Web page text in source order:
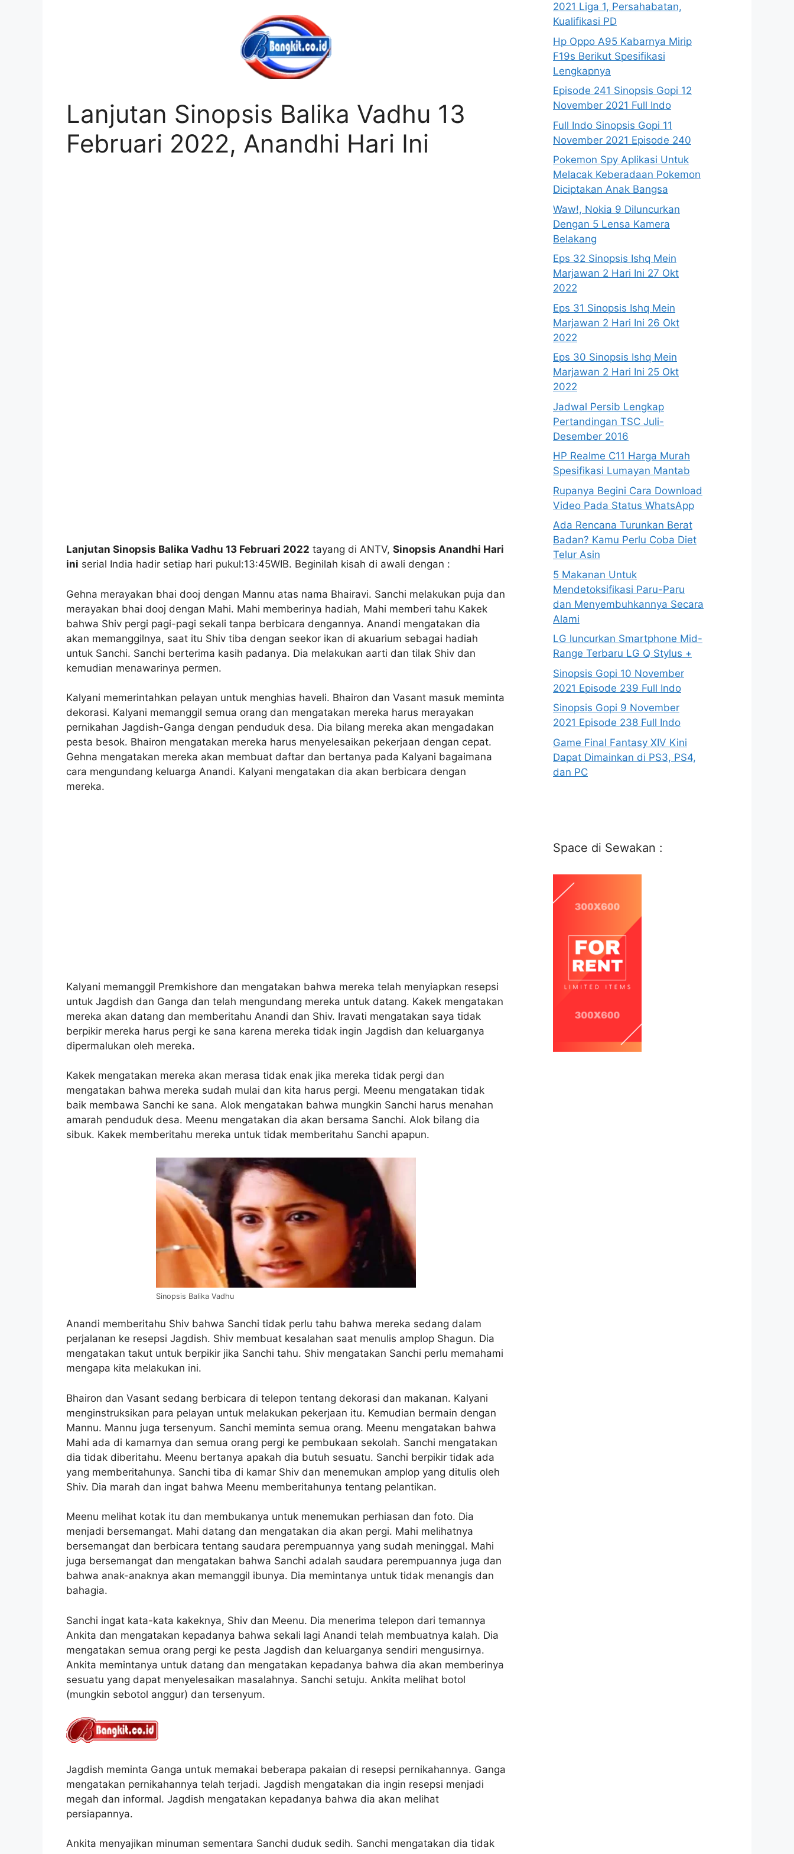
Lanjutan Sinopsis Balika Vadhu 13
Februari 2022, Anandhi Hari Ini
Lanjutan Sinopsis Balika Vadhu 13 Februari 2022 tayang di ANTV, Sinopsis Anandhi Hari
ini serial India hadir setiap hari pukul:13:45WIB. Beginilah kisah di awali dengan :
Gehna merayakan bhai dooj dengan Mannu atas nama Bhairavi. Sanchi melakukan puja dan
merayakan bhai dooj dengan Mahi. Mahi memberinya hadiah, Mahi memberi tahu Kakek
bahwa Shiv pergi pagi-pagi sekali tanpa berbicara dengannya. Anandi mengatakan dia
akan memanggilnya, saat itu Shiv tiba dengan seekor ikan di akuarium sebagai hadiah
untuk Sanchi. Sanchi berterima kasih padanya. Dia melakukan aarti dan tilak Shiv dan
kemudian menawarinya permen.
Kalyani memerintahkan pelayan untuk menghias haveli. Bhairon dan Vasant masuk meminta
dekorasi. Kalyani memanggil semua orang dan mengatakan mereka harus merayakan
pernikahan Jagdish-Ganga dengan penduduk desa. Dia bilang mereka akan mengadakan
pesta besok. Bhairon mengatakan mereka harus menyelesaikan pekerjaan dengan cepat.
Gehna mengatakan mereka akan membuat daftar dan bertanya pada Kalyani bagaimana
cara mengundang keluarga Anandi. Kalyani mengatakan dia akan berbicara dengan
mereka.
Kalyani memanggil Premkishore dan mengatakan bahwa mereka telah menyiapkan resepsi
untuk Jagdish dan Ganga dan telah mengundang mereka untuk datang. Kakek mengatakan
mereka akan datang dan memberitahu Anandi dan Shiv. Iravati mengatakan saya tidak
berpikir mereka harus pergi ke sana karena mereka tidak ingin Jagdish dan keluarganya
dipermalukan oleh mereka.
Kakek mengatakan mereka akan merasa tidak enak jika mereka tidak pergi dan
mengatakan bahwa mereka sudah mulai dan kita harus pergi. Meenu mengatakan tidak
baik membawa Sanchi ke sana. Alok mengatakan bahwa mungkin Sanchi harus menahan
amarah penduduk desa. Meenu mengatakan dia akan bersama Sanchi. Alok bilang dia
sibuk. Kakek memberitahu mereka untuk tidak memberitahu Sanchi apapun.
Sinopsis Balika Vadhu
Anandi memberitahu Shiv bahwa Sanchi tidak perlu tahu bahwa mereka sedang dalam
perjalanan ke resepsi Jagdish. Shiv membuat kesalahan saat menulis amplop Shagun. Dia
mengatakan takut untuk berpikir jika Sanchi tahu. Shiv mengatakan Sanchi perlu memahami
mengapa kita melakukan ini.
Bhairon dan Vasant sedang berbicara di telepon tentang dekorasi dan makanan. Kalyani
menginstruksikan para pelayan untuk melakukan pekerjaan itu. Kemudian bermain dengan
Mannu. Mannu juga tersenyum. Sanchi meminta semua orang. Meenu mengatakan bahwa
Mahi ada di kamarnya dan semua orang pergi ke pembukaan sekolah. Sanchi mengatakan
dia tidak diberitahu. Meenu bertanya apakah dia butuh sesuatu. Sanchi berpikir tidak ada
yang memberitahunya. Sanchi tiba di kamar Shiv dan menemukan amplop yang ditulis oleh
Shiv. Dia marah dan ingat bahwa Meenu memberitahunya tentang pelantikan.
Meenu melihat kotak itu dan membukanya untuk menemukan perhiasan dan foto. Dia
menjadi bersemangat. Mahi datang dan mengatakan dia akan pergi. Mahi melihatnya
bersemangat dan berbicara tentang saudara perempuannya yang sudah meninggal. Mahi
juga bersemangat dan mengatakan bahwa Sanchi adalah saudara perempuannya juga dan
bahwa anak-anaknya akan memanggil ibunya. Dia memintanya untuk tidak menangis dan
bahagia.
Sanchi ingat kata-kata kakeknya, Shiv dan Meenu. Dia menerima telepon dari temannya
Ankita dan mengatakan kepadanya bahwa sekali lagi Anandi telah membuatnya kalah. Dia
mengatakan semua orang pergi ke pesta Jagdish dan keluarganya sendiri mengusirnya.
Ankita memintanya untuk datang dan mengatakan kepadanya bahwa dia akan memberinya
sesuatu yang dapat menyelesaikan masalahnya. Sanchi setuju. Ankita melihat botol
(mungkin sebotol anggur) dan tersenyum.
Jagdish meminta Ganga untuk memakai beberapa pakaian di resepsi pernikahannya. Ganga
mengatakan pernikahannya telah terjadi. Jagdish mengatakan dia ingin resepsi menjadi
megah dan informal. Jagdish mengatakan kepadanya bahwa dia akan melihat
persiapannya.
Ankita menyajikan minuman sementara Sanchi duduk sedih. Sanchi mengatakan dia tidak
2021 Liga 1, Persahabatan,
Kualifikasi PD
Hp Oppo A95 Kabarnya Mirip
F19s Berikut Spesifikasi
Lengkapnya
Episode 241 Sinopsis Gopi 12
November 2021 Full Indo
Full Indo Sinopsis Gopi 11
November 2021 Episode 240
Pokemon Spy Aplikasi Untuk
Melacak Keberadaan Pokemon
Diciptakan Anak Bangsa
Waw!, Nokia 9 Diluncurkan
Dengan 5 Lensa Kamera
Belakang
Eps 32 Sinopsis Ishq Mein
Marjawan 2 Hari Ini 27 Okt
2022
Eps 31 Sinopsis Ishq Mein
Marjawan 2 Hari Ini 26 Okt
2022
Eps 30 Sinopsis Ishq Mein
Marjawan 2 Hari Ini 25 Okt
2022
Jadwal Persib Lengkap
Pertandingan TSC Juli-
Desember 2016
HP Realme C11 Harga Murah
Spesifikasi Lumayan Mantab
Rupanya Begini Cara Download
Video Pada Status WhatsApp
Ada Rencana Turunkan Berat
Badan? Kamu Perlu Coba Diet
Telur Asin
5 Makanan Untuk
Mendetoksifikasi Paru-Paru
dan Menyembuhkannya Secara
Alami
LG luncurkan Smartphone Mid-
Range Terbaru LG Q Stylus +
Sinopsis Gopi 10 November
2021 Episode 239 Full Indo
Sinopsis Gopi 9 November
2021 Episode 238 Full Indo
Game Final Fantasy XIV Kini
Dapat Dimainkan di PS3, PS4,
dan PC
Space di Sewakan :